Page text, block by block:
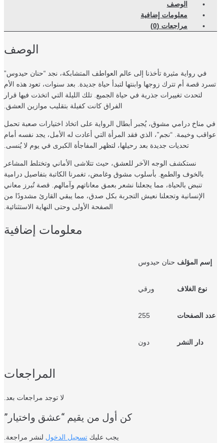
الوصف
معلومات إضافية
مراجعات (0)
الوصف
في رواية مثيرة تأخذنا إلى عالم العواطف المتشابكة، نجد “حنان حيدوس”
قصة أم تترك زوجها وابنتها لتبدأ حياة جديدة. بعد سنوات، تعود هذه الأم
لتحدث تغييرات جذرية في حياة الجميع. تلك الليلة التي اتخذت فيها قرار
الفراق كانت كفيلة بتقليب موازين العشق.
مناخ درامي مشوق، يُجبر أبطال الرواية على اتخاذ اختيارات صعبة تحمل
وخيمة. “نجم”، الذي فقد المرأة التي أعادت له الأمل، يجد نفسه أمام
تحديات جديدة بعد رحيلها، لتظهر المفاجأة الكبرى في يوم لا يُنسى.
نستكشف الوجه الآخر للعشق، حيث تتلاشى الأماني وتختلط المشاعر
بالخوف والطمع. بأسلوب مشوق وغامض، تغمرنا الكاتبة بتفاصيل درامية
تنبض بالحياة، مما يجعلنا نشعر بعمق معاناتهم وآمالهم. قصة تُبرز معاني
الإنسانية وتجعلنا نعيش التجربة بكل صدق، مما يبقي القارئ مشدودًا من
الصفحة الأولى وحتى النهاية الاستثنائية.
معلومات إضافية
المؤلف حنان حيدوس
نوع الغلاف ورقي
الصفحات
دار النشر
المراجعات
لا توجد مراجعات بعد.
كن أول من يقيم “عشق واختيار”
يجب عليكتسجيل الدخوللنشر مراجعة.